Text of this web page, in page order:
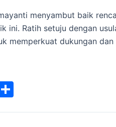
menyambut baik
Ratih setuju dengan
memperkuat dukungan